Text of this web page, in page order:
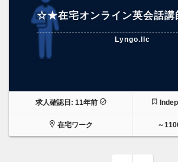
☆★在宅オンライン英会話
Lyngo.llc
求人確認日: 11年前
在宅ワーク ～